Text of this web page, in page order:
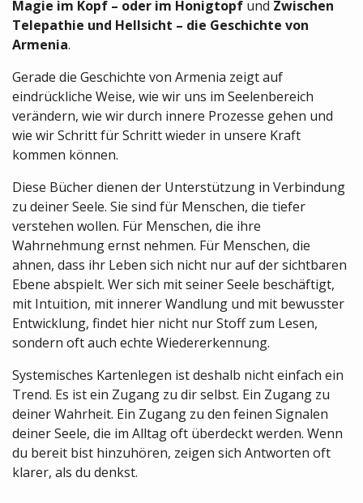
Magie im Kopf – oder im Honigtopf und Zwischen
Telepathie und Hellsicht – die Geschichte von
Armenia.
Gerade die Geschichte von Armenia zeigt auf
eindrückliche Weise, wie wir uns im Seelenbereich
verändern, wie wir durch innere Prozesse gehen und
wie wir Schritt für Schritt wieder in unsere Kraft
kommen können.
Diese Bücher dienen der Unterstützung in Verbindung
zu deiner Seele. Sie sind für Menschen, die tiefer
verstehen wollen. Für Menschen, die ihre
Wahrnehmung ernst nehmen. Für Menschen, die
ahnen, dass ihr Leben sich nicht nur auf der sichtbaren
Ebene abspielt. Wer sich mit seiner Seele beschäftigt,
mit Intuition, mit innerer Wandlung und mit bewusster
Entwicklung, findet hier nicht nur Stoff zum Lesen,
sondern oft auch echte Wiedererkennung.
Systemisches Kartenlegen ist deshalb nicht einfach ein
Trend. Es ist ein Zugang zu dir selbst. Ein Zugang zu
deiner Wahrheit. Ein Zugang zu den feinen Signalen
deiner Seele, die im Alltag oft überdeckt werden. Wenn
du bereit bist hinzuhören, zeigen sich Antworten oft
klarer, als du denkst.